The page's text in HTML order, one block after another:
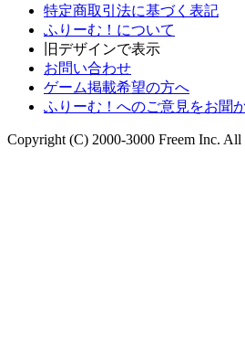
特定商取引法に基づく表記
ふりーむ！について
旧デザインで表示
お問い合わせ
ゲーム掲載希望の方へ
ふりーむ！へのご意見をお聞
Copyright (C) 2000-3000 Freem Inc. All